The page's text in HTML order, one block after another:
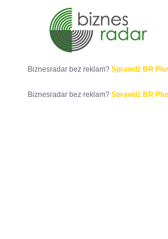
Biznesradar bez reklam? Sprawdź BR
Biznesradar bez reklam? Sprawdź BR